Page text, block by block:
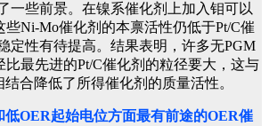
一些前景。在镍系催化剂上加入钼可以
些Ni-Mo催化剂的本禀活性仍低于Pt/C催
定性有待提高。结果表明，许多无PGM
比最先进的Pt/C催化剂的粒径要大，这与
合降低了所得催化剂的质量活性。
低OER起始电位方面最有前途的OER催